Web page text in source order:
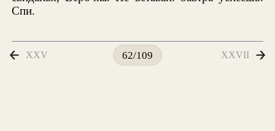
Спи.
XXV 62/109 XXVII